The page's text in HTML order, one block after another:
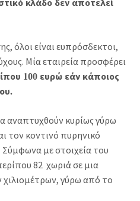
κλάδο δεν αποτελεί
όλοι είναι ευπρόσδεκτοι,
Μία εταιρεία προσφέρει
100 ευρώ εάν κάποιος
αναπτυχθούν κυρίως γύρω
τον κοντινό πυρηνικό
με στοιχεία του
82 χωριά σε μια
χιλιομέτρων, γύρω από το